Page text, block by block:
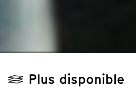
Plus disponible